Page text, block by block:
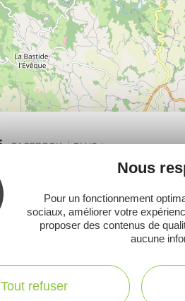
FACEBOOK PLUS
Ne
Nous
Pour un fonctionnement
sociaux, améliorer votre
proposer des contenus de
aucune
Tout refuser